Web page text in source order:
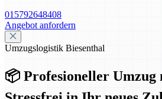
015792648408
Angebot anfordern
Umzugslogistik Biesenthal
📦 Profesioneller Umzug